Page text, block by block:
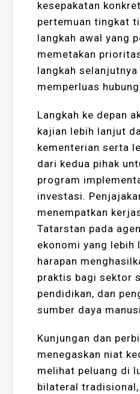
kesepakatan
pertemuan tingkat
langkah awal yang
memetakan
langkah selanjutnya
memperluas
Langkah ke depan
kajian lebih lanjut
kementerian serta
dari kedua pihak
program
investasi.
menempatkan
Tatarstan pada
ekonomi yang lebih
harapan
praktis bagi sektor
pendidikan, dan
sumber daya
Kunjungan dan
menegaskan niat
melihat peluang di
bilateral tradisional,